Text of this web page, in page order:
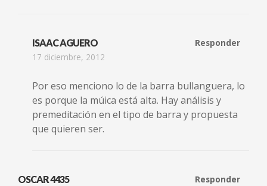
ISAAC AGUERO
17 diciembre, 2012
Responder
Por eso menciono lo de la barra bullanguera, lo
es porque la múica está alta. Hay análisis y
premeditación en el tipo de barra y propuesta
que quieren ser.
OSCAR 4435
Responder